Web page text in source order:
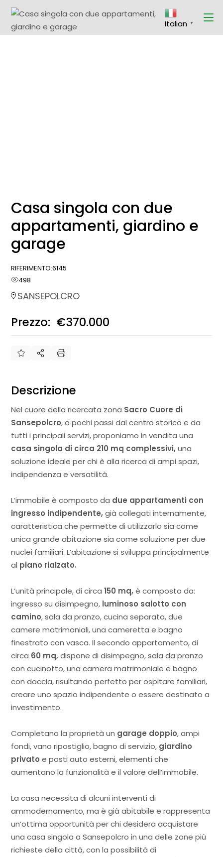
the
content Italian ▼
Casa singola con due
appartamenti, giardino e
garage
RIFERIMENTO:6145
498
SANSEPOLCRO
Prezzo: €370.000
Descrizione
Nel cuore della ricercata zona Sacro Cuore di
Sansepolcro, a pochi passi dal centro storico e da
tutti i principali servizi, proponiamo in vendita una
casa singola di circa 210 mq complessivi,una
soluzione ideale per chi è alla ricerca di ampi spazi,
indipendenza e versatilità.
L’immobile è composto da due appartamenti con
ingresso indipendente,già collegati internamente,
caratteristica che permette di utilizzarlo sia come
unica grande abitazione sia come soluzione per due
nuclei familiari. L’abitazione si sviluppa principalmente
al piano rialzato.
L’unità principale, di circa 150 mq,è composta da:
ingresso su disimpegno, luminoso salotto con
camino, sala da pranzo, cucina separata, due
camere matrimoniali, una cameretta e bagno
finestrato con vasca. Il secondo appartamento, di
circa 60 mq,dispone di disimpegno, sala da pranzo
con cucinotto, una camera matrimoniale e bagno
con doccia, risultando perfetto per ospitare familiari,
creare uno spazio indipendente o essere destinato a
investimento.
Completano la proprietà un garage doppio, ampi
fondi, vano ripostiglio, bagno di servizio, giardino
privato e posti auto esterni, elementi che
aumentano la funzionalità e il valore dell’immobile.
La casa necessita di alcuni interventi di
ammodernamento, ma è già abitabile e rappresenta
un’ottima opportunità per chi desidera acquistare
una casa singola a Sansepolcro in una delle zone più
richieste della città, con la possibilità di